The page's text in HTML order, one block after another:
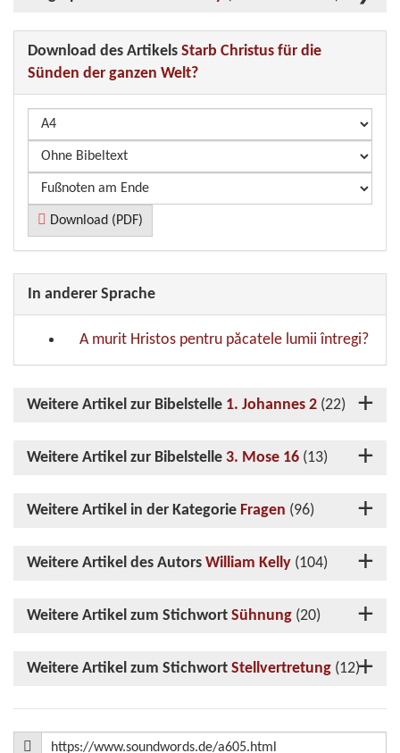
Download des Artikels Starb Christus für die
Sünden der ganzen Welt?
Download (PDF)
In anderer Sprache
A murit Hristos pentru păcatele lumii întregi?
Weitere Artikel zur Bibelstelle 1. Johannes 2 (22)
Weitere Artikel zur Bibelstelle 3. Mose 16 (13)
Weitere Artikel in der Kategorie Fragen (96)
Weitere Artikel des Autors William Kelly (104)
Weitere Artikel zum Stichwort Sühnung (20)
Weitere Artikel zum Stichwort Stellvertretung (12)